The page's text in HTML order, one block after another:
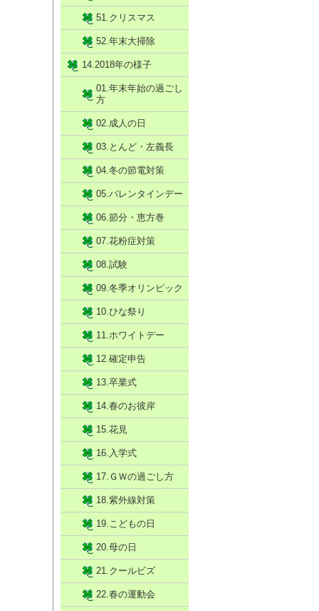
51.クリスマス
52.年末大掃除
14.2018年の様子
01.年末年始の過ごし
方
02.成人の日
03.とんど・左義長
04.冬の節電対策
05.バレンタインデー
06.節分・恵方巻
07.花粉症対策
08.試験
09.冬季オリンピック
10.ひな祭り
11.ホワイトデー
12.確定申告
13.卒業式
14.春のお彼岸
15.花見
16.入学式
17.ＧＷの過ごし方
18.紫外線対策
19.こどもの日
20.母の日
21.クールビズ
22.春の運動会